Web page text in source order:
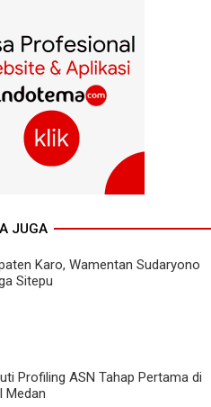
JUGA
Karo, Wamentan Sudaryono
Sitepu
Profiling ASN Tahap Pertama di
Medan